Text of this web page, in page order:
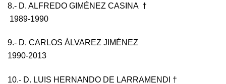
8.- D. ALFREDO GIMÉNEZ CASINA †
1989-1990
9.- D. CARLOS ÁLVAREZ JIMÉNEZ
1990-2013
10.- D. LUIS HERNANDO DE LARRAMENDI †